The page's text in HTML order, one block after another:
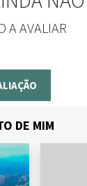
A AVALIAR
DE MIM